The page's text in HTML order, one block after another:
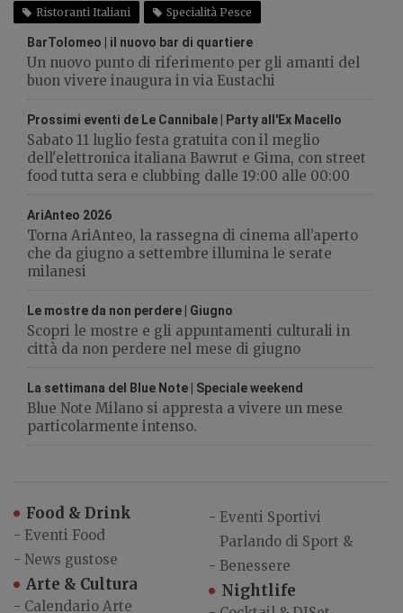
Ristoranti Italiani
Specialità Pesce
BarTolomeo | il nuovo bar di quartiere
Un nuovo punto di riferimento per gli amanti del
buon vivere inaugura in via Eustachi
Prossimi eventi de Le Cannibale | Party all'Ex Macello
Sabato 11 luglio festa gratuita con il meglio
dell'elettronica italiana Bawrut e Gima, con street
food tutta sera e clubbing dalle 19:00 alle 00:00
AriAnteo 2026
Torna AriAnteo, la rassegna di cinema all’aperto
che da giugno a settembre illumina le serate
milanesi
Le mostre da non perdere | Giugno
Scopri le mostre e gli appuntamenti culturali in
città da non perdere nel mese di giugno
La settimana del Blue Note | Speciale weekend
Blue Note Milano si appresta a vivere un mese
particolarmente intenso.
Food & Drink
- Eventi Food
- News gustose
Arte & Cultura
- Calendario Arte
- Eventi Sportivi
-
Parlando di Sport &
Benessere
Nightlife